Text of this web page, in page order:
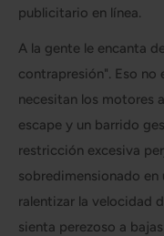
publicitario en línea.
A la gente le encanta
contrapresión". Eso
necesitan los motores
escape y un barrido
restricción excesiva
sobredimensionado
ralentizar la velocidad
sienta perezoso a